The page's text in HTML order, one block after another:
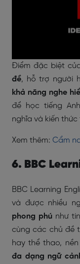
Điểm đặc biệt
đề, hỗ trợ người
khả năng nghe
để học tiếng
nghĩa và kiến thức
Xem thêm: Cẩm
6. BBC
BBC Learning
và được nhiều
phong phú như
cùng các chủ đề
hay thể thao,
đa dạng ngữ